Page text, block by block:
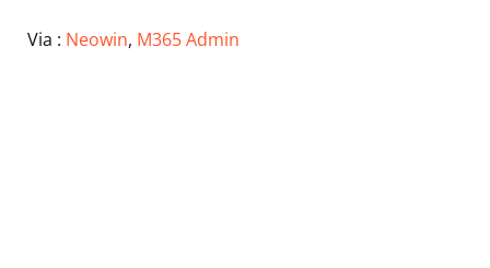
Via : Neowin, M365 Admin